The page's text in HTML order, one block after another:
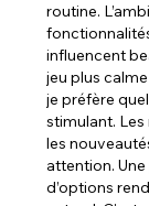
routine.
influencent
jeu plus
je préfère
stimulant.
les
attention.
d’options